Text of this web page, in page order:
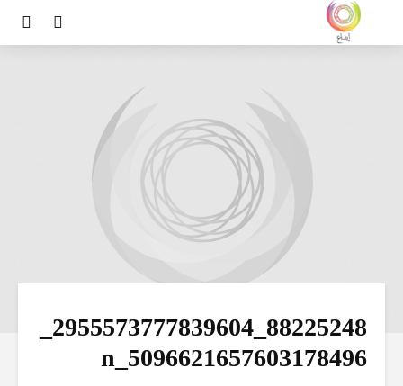
5096621657603178496_n